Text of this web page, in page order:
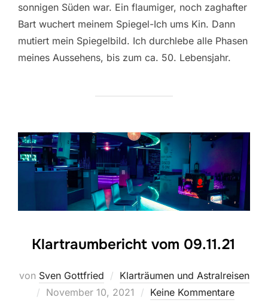
sonnigen Süden war. Ein flaumiger, noch zaghafter
Bart wuchert meinem Spiegel-Ich ums Kin. Dann
mutiert mein Spiegelbild. Ich durchlebe alle Phasen
meines Aussehens, bis zum ca. 50. Lebensjahr.
Klartraumbericht vom 09.11.21
von Sven Gottfried
Klarträumen und Astralreisen
Veröffentlicht
November 10, 2021 Keine Kommentare